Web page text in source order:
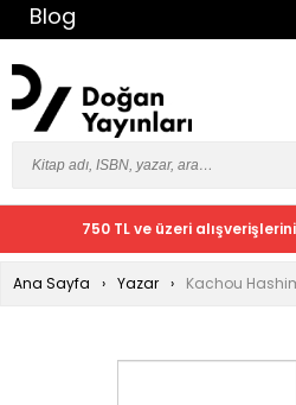
Blog
750 TL ve üzeri
Ana Sayfa Yazar Kachou